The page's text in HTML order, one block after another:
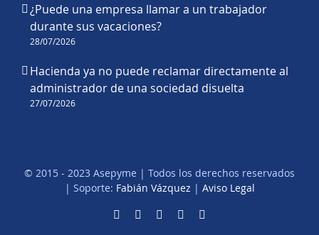
¿Puede una empresa llamar a un trabajador
durante sus vacaciones?
28/07/2026
Hacienda ya no puede reclamar directamente al
administrador de una sociedad disuelta
27/07/2026
© 2015 - 2023 Asepyme | Todos los derechos reservados
| Soporte: Fabián Vázquez | Aviso Legal
Facebook LinkedInYouTube